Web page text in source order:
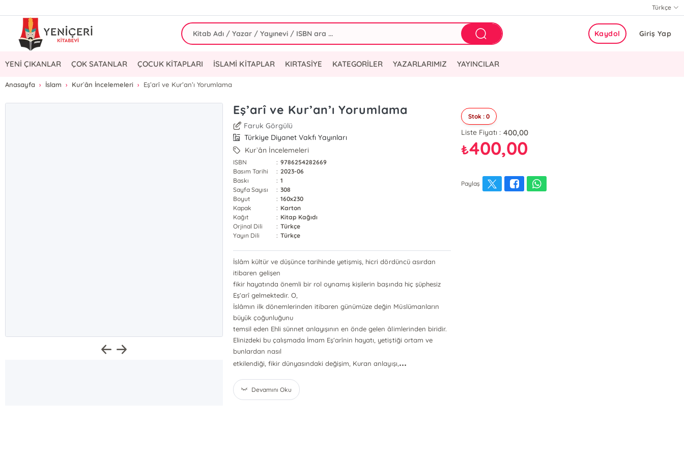
Türkçe
Giriş Yap
Kaydol
YENİ ÇIKANLAR ÇOK SATANLAR ÇOCUK KİTAPLARI İSLAMİ KİTAPLAR KIRTASİYE KATEGORİLER YAZARLARIMIZ YAYINCILAR
Anasayfa İslam Kur`ân İncelemeleri Eş’arî ve Kur’an’ı Yorumlama
Eş’arî ve Kur’an’ı Yorumlama
Faruk Görgülü
Türkiye Diyanet Vakfı Yayınları
Kur`ân İncelemeleri
ISBN : 9786254282669
Basım Tarihi
: 2023-06
Baskı
: 1
Sayfa Sayısı
: 308
Boyut
: 160x230
Kapak
: Karton
Kağıt
: Kitap Kağıdı
Orjinal Dili
: Türkçe
Yayın Dili
: Türkçe
İslâm kültür ve düşünce tarihinde yetişmiş, hicri dördüncü asırdan
itibaren gelişen
fikir hayatında önemli bir rol oynamış kişilerin başında hiç şüphesiz
Eş‘arî gelmektedir. O,
İslâmın ilk dönemlerinden itibaren günümüze değin Müslümanların
büyük çoğunluğunu
temsil eden Ehli sünnet anlayışının en önde gelen âlimlerinden biridir.
Elinizdeki bu çalışmada İmam Eş‘arînin hayatı, yetiştiği ortam ve
bunlardan nasıl
etkilendiği, fikir dünyasındaki değişim, Kuran anlayışı,...
Devamını Oku
Stok : 0
Liste Fiyatı : 400,00
₺400,00
Paylaş